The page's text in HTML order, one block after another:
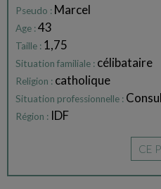
Pseudo : Marcel
Age :43
Taille : 1,75
Situation familiale : célibataire
Religion : catholique
Situation professionnelle :
Région : IDF
CE